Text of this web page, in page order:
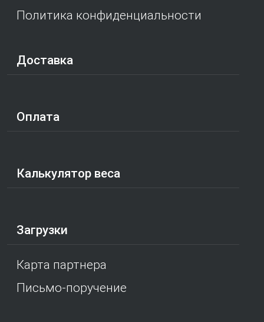
Политика конфиденциальности
Доставка
Оплата
Калькулятор веса
Загрузки
Карта партнера
Письмо-поручение